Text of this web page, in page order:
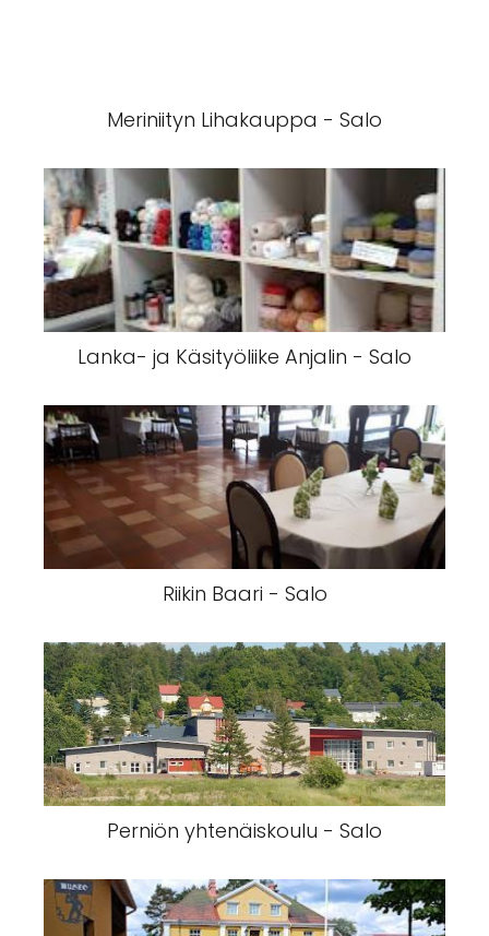
Meriniityn Lihakauppa - Salo
Lanka- ja Käsityöliike Anjalin - Salo
Riikin Baari - Salo
Perniön yhtenäiskoulu - Salo